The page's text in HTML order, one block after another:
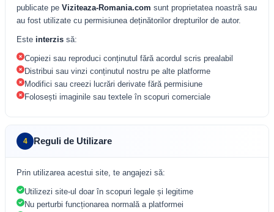
publicate pe Viziteaza-Romania.com sunt proprietatea noastră sau
au fost utilizate cu permisiunea deținătorilor drepturilor de autor.
Este interzis să:
Copiezi sau reproduci conținutul fără acordul scris prealabil
Distribui sau vinzi conținutul nostru pe alte platforme
Modifici sau creezi lucrări derivate fără permisiune
Folosești imaginile sau textele în scopuri comerciale
4 Reguli de Utilizare
Prin utilizarea acestui site, te angajezi să:
Utilizezi site-ul doar în scopuri legale și legitime
Nu perturbi funcționarea normală a platformei